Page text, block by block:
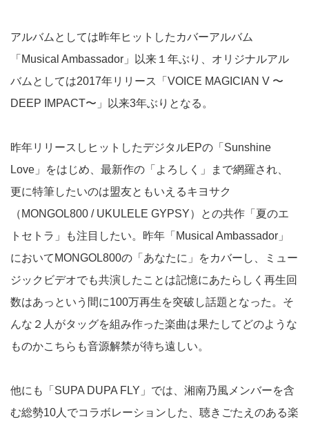
アルバムとしては昨年ヒットしたカバーアルバム
「Musical Ambassador」以来１年ぶり、オリジナルアル
バムとしては2017年リリース「VOICE MAGICIAN V 〜
DEEP IMPACT〜」以来3年ぶりとなる。
昨年リリースしヒットしたデジタルEPの「Sunshine
Love」をはじめ、最新作の「よろしく」まで網羅され、
更に特筆したいのは盟友ともいえるキヨサク
（MONGOL800 / UKULELE GYPSY）との共作「夏のエ
トセトラ」も注目したい。昨年「Musical Ambassador」
においてMONGOL800の「あなたに」をカバーし、ミュー
ジックビデオでも共演したことは記憶にあたらしく再生回
数はあっという間に100万再生を突破し話題となった。そ
んな２人がタッグを組み作った楽曲は果たしてどのような
ものかこちらも音源解禁が待ち遠しい。
他にも「SUPA DUPA FLY」では、湘南乃風メンバーを含
む総勢10人でコラボレーションした、聴きごたえのある楽